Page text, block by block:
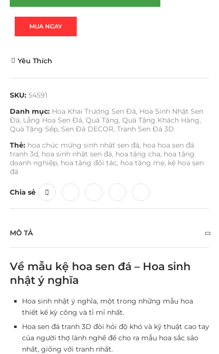
MUA NGAY
Yêu Thích
SKU: 54591
Danh mục: Hoa Khai Trương Sen Đá, Hoa Sinh Nhật Sen
Đá, Lẵng Hoa Sen Đá, Quà Tặng, Quà Tặng Khách Hàng,
Quà Tặng Sếp, Sen Đá DECOR, Tranh Sen Đá 3D
Thẻ: hoa chúc mừng sinh nhật sen đá, hoa hoa sen đá
tranh 3d, hoa sinh nhật sen đá, hoa tặng cha, hoa tặng
doanh nghiệp, hoa tặng đối tác, hoa tặng mẹ, kệ hoa sen
đá
Chia sẻ
MÔ TẢ
Về mẫu kệ hoa sen đá – Hoa sinh
nhật ý nghĩa
Hoa sinh nhật ý nghĩa, một trong những mẫu hoa
thiết kế kỳ công và tỉ mỉ nhất.
Hoa sen đá tranh 3D đòi hỏi độ khó và kỹ thuật cao tay
của người thợ lành nghề để cho ra mẫu hoa sắc sảo
nhất, giống với tranh nhất.